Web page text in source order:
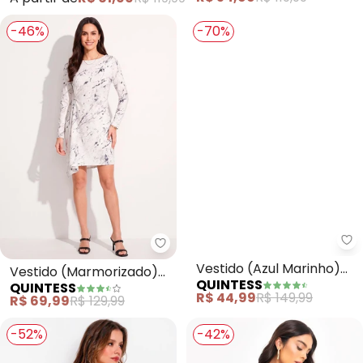
Viscose
-46%
Quintess - Vestido
Vestido (Marmorizado)
em Poliflex
QUINTESS
R$ 69,99R$ 129,99
-70%
Vestido (Azul Marinho)
em Malha de Viscose
QUINTESS
R$ 44,99R$ 149,99
-52%
-42%